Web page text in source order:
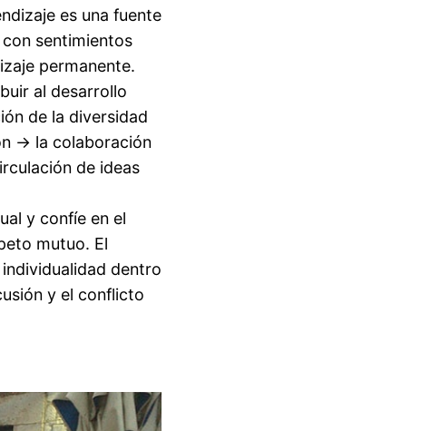
es una fuente
sentimientos
permanente.
al desarrollo
de la diversidad
→ la colaboración
de ideas
y confíe en el
mutuo. El
dentro
y el conflicto